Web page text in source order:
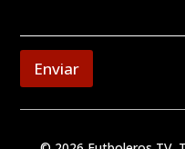
Enviar